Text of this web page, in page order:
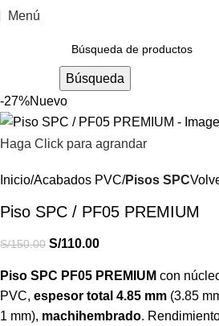
Menú
Búsqueda
-27%Nuevo
Haga Click para agrandar
Inicio Acabados PVC Pisos SPC
Piso SPC / PF05 PREMIUM
S/150.00 S/110.00
Piso SPC PF05 PREMIUM con
PVC, espesor total 4.85 mm (3.85
1 mm), machihembrado.